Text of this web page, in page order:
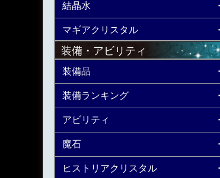
結晶水
マギアクリスタル
装備・アビリティ
装備品
装備ランキング
アビリティ
魔石
ヒストリアクリスタル